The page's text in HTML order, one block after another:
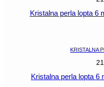
Kristalna perla lopta 6
KRISTALNA
Kristalna perla lopta